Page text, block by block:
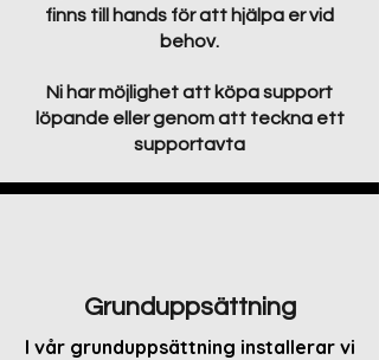
finns till hands för att hjälpa er vid
behov.
Ni har möjlighet att köpa support
löpande eller genom att teckna ett
supportavta
Grunduppsättning
I vår grunduppsättning installerar vi